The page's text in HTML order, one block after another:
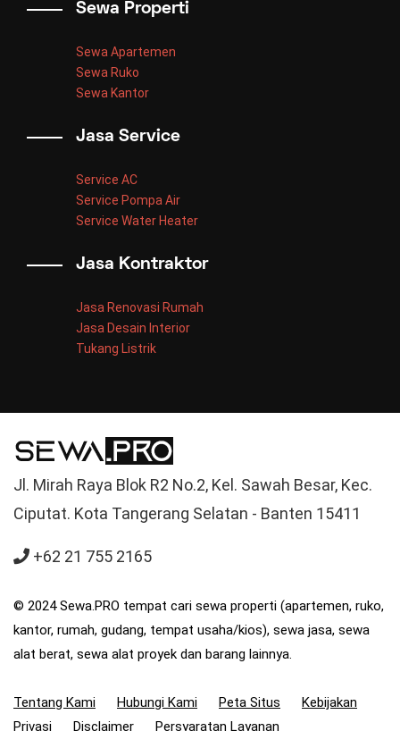
Sewa Properti
Sewa Apartemen
Sewa Ruko
Sewa Kantor
Jasa Service
Service AC
Service Pompa Air
Service Water Heater
Jasa Kontraktor
Jasa Renovasi Rumah
Jasa Desain Interior
Tukang Listrik
Jl. Mirah Raya Blok R2 No.2, Kel. Sawah Besar, Kec.
Ciputat. Kota Tangerang Selatan - Banten 15411
+62 21 755 2165
© 2024 Sewa.PRO tempat cari sewa properti (apartemen, ruko,
kantor, rumah, gudang, tempat usaha/kios), sewa jasa, sewa
alat berat, sewa alat proyek dan barang lainnya.
Tentang Kami Hubungi Kami Peta Situs
Kebijakan
Privasi
Disclaimer Persyaratan Layanan